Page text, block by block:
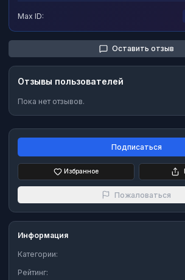
Max ID:
Оставить отзыв
Отзывы пользователей
Пока нет отзывов.
Подписаться
Избранное
Пожаловаться
Информация
Категории:
Рейтинг: